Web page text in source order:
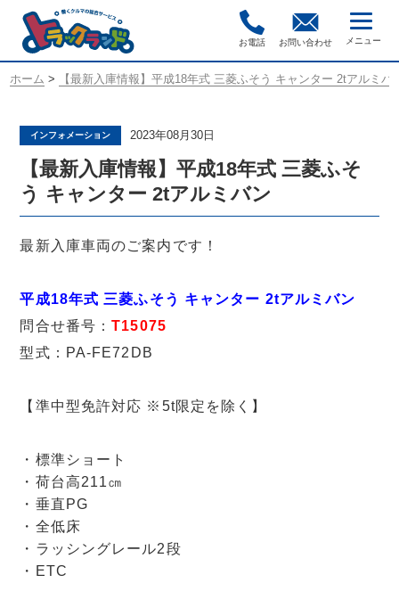
お電話 お問い合わせ
ホーム > 【最新入庫情報】平成18年式 三菱ふそう キャンター 2tアルミバ
インフォメーション 2023年08月30日
【最新入庫情報】平成18年式 三菱ふそ
う キャンター 2tアルミバン
最新入庫車両のご案内です！
平成18年式 三菱ふそう キャンター 2tアルミバン
問合せ番号：T15075
型式：PA-FE72DB
【準中型免許対応 ※5t限定を除く】
・標準ショート
・荷台高211㎝
・垂直PG
・全低床
・ラッシングレール2段
・ETC